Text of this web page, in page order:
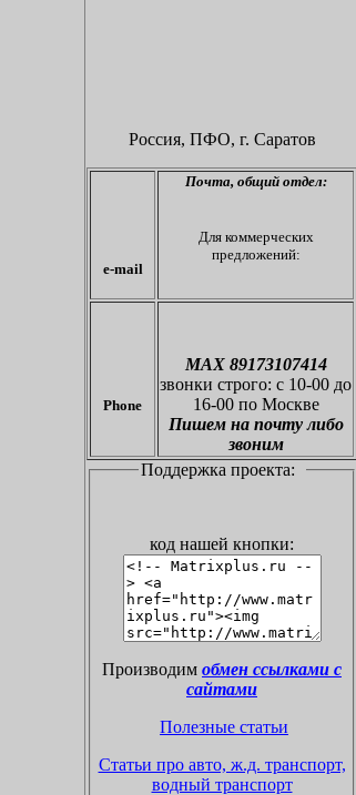
Россия, ПФО, г. Саратов
e-mail
Почта, общий отдел:
Для коммерческих
предложений:
Phone
МАХ 89173107414
звонки строго: с 10-00 до
16-00 по Москве
Пишем на почту либо
звоним
Поддержка проекта:
код нашей кнопки:
Производим обмен ссылками с
сайтами
Полезные статьи
Статьи про авто, ж.д. транспорт,
водный транспорт